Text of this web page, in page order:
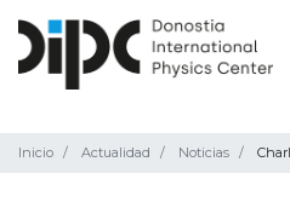
Inicio Actualidad Noticias